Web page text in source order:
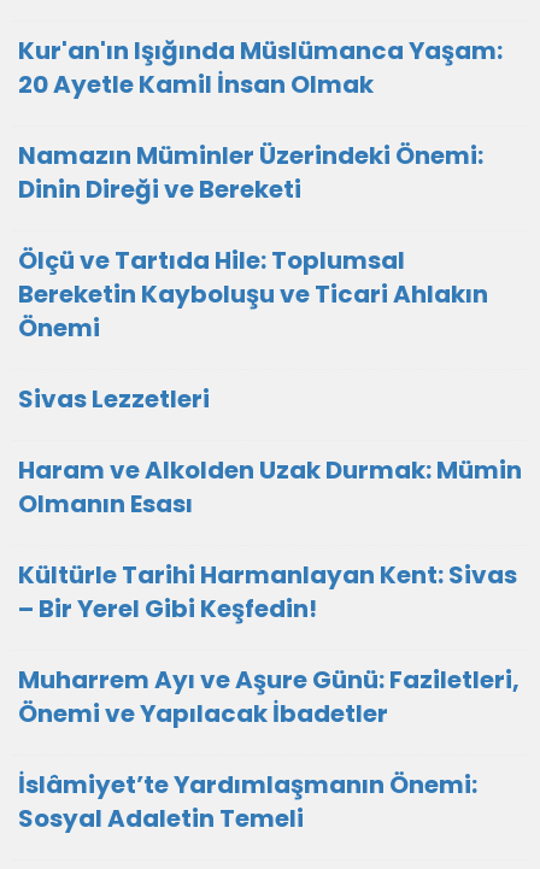
Kur'an'ın Işığında Müslümanca Yaşam:
20 Ayetle Kamil İnsan Olmak
Namazın Müminler Üzerindeki Önemi:
Dinin Direği ve Bereketi
Ölçü ve Tartıda Hile: Toplumsal
Bereketin Kayboluşu ve Ticari Ahlakın
Önemi
Sivas Lezzetleri
Haram ve Alkolden Uzak Durmak: Mümin
Olmanın Esası
Kültürle Tarihi Harmanlayan Kent: Sivas
– Bir Yerel Gibi Keşfedin!
Muharrem Ayı ve Aşure Günü: Faziletleri,
Önemi ve Yapılacak İbadetler
İslâmiyet’te Yardımlaşmanın Önemi:
Sosyal Adaletin Temeli